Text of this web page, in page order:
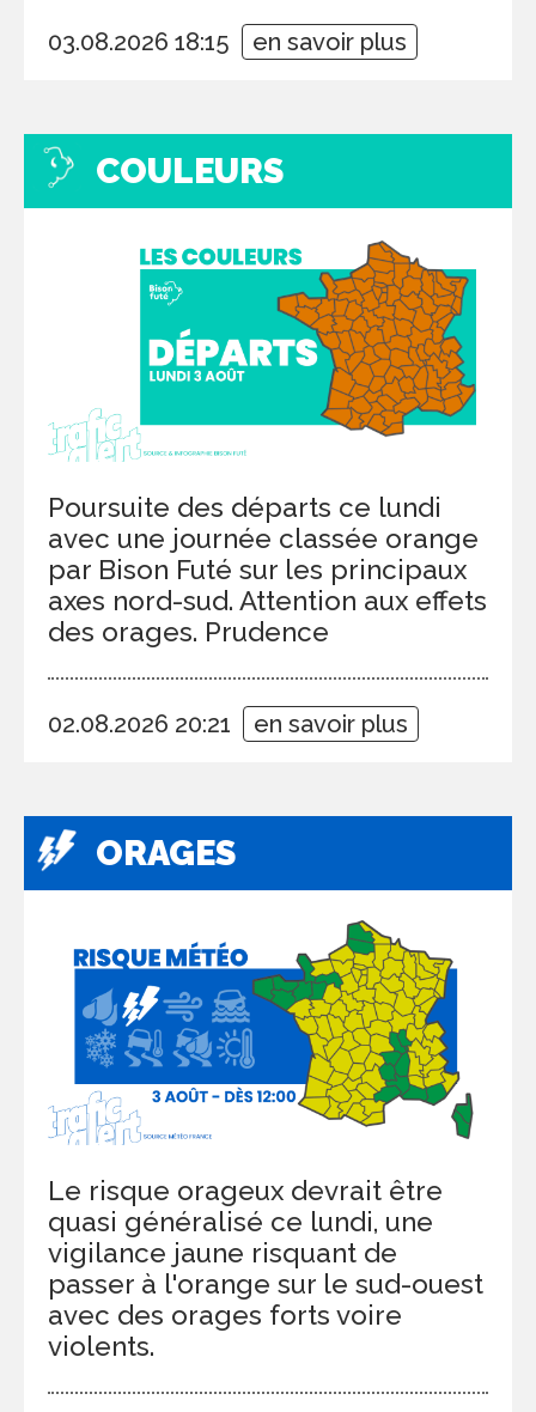
03.08.2026 18:15 en savoir plus
COULEURS
Poursuite des départs ce lundi
avec une journée classée orange
par Bison Futé sur les principaux
axes nord-sud. Attention aux effets
des orages. Prudence
02.08.2026 20:21 en savoir plus
ORAGES
Le risque orageux devrait être
quasi généralisé ce lundi, une
vigilance jaune risquant de
passer à l'orange sur le sud-ouest
avec des orages forts voire
violents.